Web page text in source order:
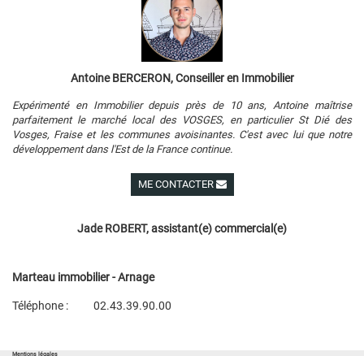
Antoine BERCERON, Conseiller en Immobilier
Expérimenté en Immobilier depuis près de 10 ans, Antoine maîtrise
parfaitement le marché local des VOSGES, en particulier St Dié des
Vosges, Fraise et les communes avoisinantes. C'est avec lui que notre
développement dans l'Est de la France continue.
ME CONTACTER
Jade ROBERT, assistant(e) commercial(e)
Marteau immobilier - Arnage
Téléphone :
02.43.39.90.00
Mentions légales